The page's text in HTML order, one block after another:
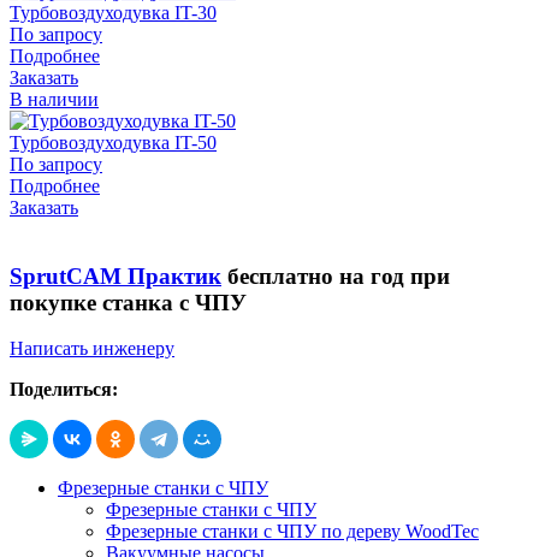
Турбовоздуходувка IT-30
По запросу
Подробнее
Заказать
В наличии
Турбовоздуходувка IT-50
По запросу
Подробнее
Заказать
SprutCAM Практик бесплатно на год при
покупке станка с ЧПУ
Написать инженеру
Поделиться:
Фрезерные станки с ЧПУ
Фрезерные станки с ЧПУ
Фрезерные станки с ЧПУ по дереву WoodTec